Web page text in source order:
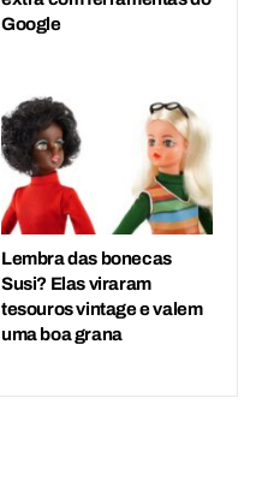
Google
Lembra das bonecas
Susi? Elas viraram
tesouros vintage e valem
uma boa grana